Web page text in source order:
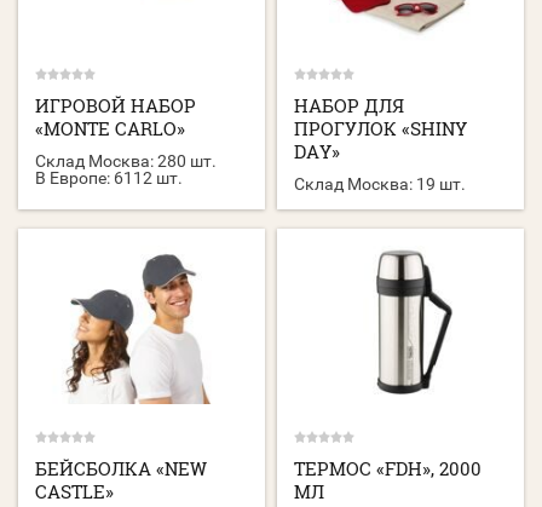
ИГРОВОЙ НАБОР
«MONTE CARLO»
Склад Москва:280 шт.
В Европе: 6112 шт.
НАБОР ДЛЯ
ПРОГУЛОК «SHINY
DAY»
Склад Москва: 19 шт.
БЕЙСБОЛКА «NEW
CASTLE»
ТЕРМОС «FDH», 2000
МЛ